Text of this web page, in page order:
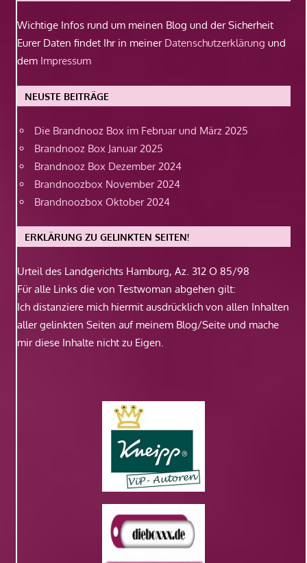
Wichtige Infos rund um meinen Blog und der Sicherheit
Eurer Daten findet Ihr in meiner Datenschutzerklärung und
dem Impressum
NEUSTE BEITRÄGE
Die Brandnooz Box im Februar und März 2025
Brandnooz Box Januar 2025
Brandnooz Box Dezember 2024
Brandnoozbox November 2024
Brandnoozbox Oktober 2024
ERKLÄRUNG ZU GELINKTEN SEITEN!
Urteil des Landgerichts Hamburg, Az. 312 O 85/98
Für alle Links die von Testwoman abgehen gilt:
Ich distanziere mich hiermit ausdrücklich von allen Inhalten
aller gelinkten Seiten auf meinem Blog/Seite und mache
mir diese Inhalte nicht zu Eigen.